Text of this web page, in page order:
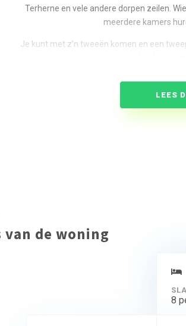
Terherne en vele andere dorpen zeilen.
meerdere kamers
Je kunt met z’n tweeën komen en een
Uiteraard verzorgen wij ook het ontbijt,
LEES
de woning
8